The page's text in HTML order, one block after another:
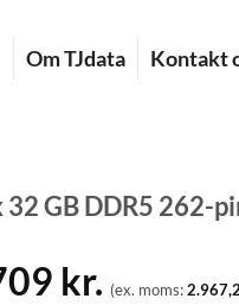
Om TJdata Kontakt
GB DDR5 262-
kr. (ex. moms: